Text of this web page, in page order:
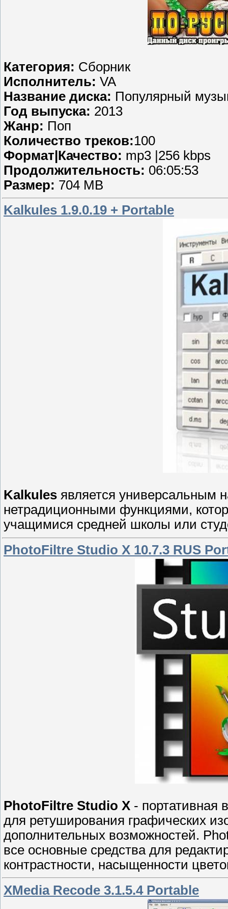
Категория: Сборник
Исполнитель: VA
Название диска: Популярный
Год выпуска: 2013
Жанр: Поп
Количество треков:100
Формат|Качество: mp3 |256 kbps
Продолжительность: 06:05:53
Размер: 704 MB
Kalkules 1.9.0.19 + Portable
Kalkules является универсальным
нетрадиционными функциями,
учащимися средней школы или
PhotoFiltre Studio X 10.7.3 RUS
PhotoFiltre Studio X - портативная
для ретуширования графических
дополнительных возможностей.
все основные средства для
контрастности, насыщенности
XMedia Recode 3.1.5.4 Portable